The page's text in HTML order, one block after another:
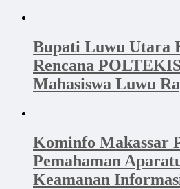
Bupati Luwu Utara
Rencana
Mahasiswa Luwu
Kominfo Makassar
Pemahaman
Keamanan